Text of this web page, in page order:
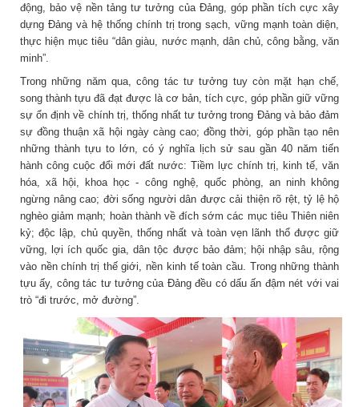
động, bảo vệ nền tảng tư tưởng của Đảng, góp phần tích cực xây
dựng Đảng và hệ thống chính trị trong sạch, vững mạnh toàn diện,
thực hiện mục tiêu “dân giàu, nước mạnh, dân chủ, công bằng, văn
minh”.
Trong những năm qua, công tác tư tưởng tuy còn mặt hạn chế,
song thành tựu đã đạt được là cơ bản, tích cực, góp phần giữ vững
sự ổn định về chính trị, thống nhất tư tưởng trong Đảng và bảo đảm
sự đồng thuận xã hội ngày càng cao; đồng thời, góp phần tạo nên
những thành tựu to lớn, có ý nghĩa lịch sử sau gần 40 năm tiến
hành công cuộc đổi mới đất nước: Tiềm lực chính trị, kinh tế, văn
hóa, xã hội, khoa học - công nghệ, quốc phòng, an ninh không
ngừng nâng cao; đời sống người dân được cải thiện rõ rệt, tỷ lệ hộ
nghèo giảm mạnh; hoàn thành về đích sớm các mục tiêu Thiên niên
kỷ; độc lập, chủ quyền, thống nhất và toàn vẹn lãnh thổ được giữ
vững, lợi ích quốc gia, dân tộc được bảo đảm; hội nhập sâu, rộng
vào nền chính trị thế giới, nền kinh tế toàn cầu. Trong những thành
tựu ấy, công tác tư tưởng của Đảng đều có dấu ấn đậm nét với vai
trò “đi trước, mở đường”.